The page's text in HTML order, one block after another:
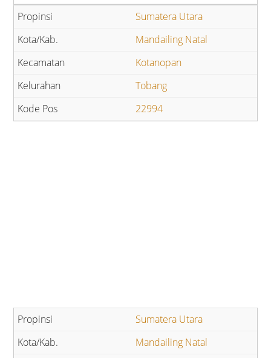
Sumatera Utara
Mandailing Natal
Kotanopan
Tobang
22994
Sumatera Utara
Mandailing Natal